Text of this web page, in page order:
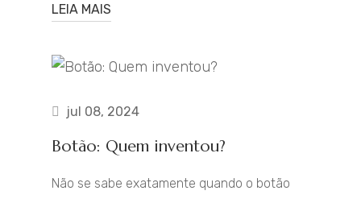
LEIA MAIS
jul 08, 2024
Botão: Quem inventou?
Não se sabe exatamente quando o botão